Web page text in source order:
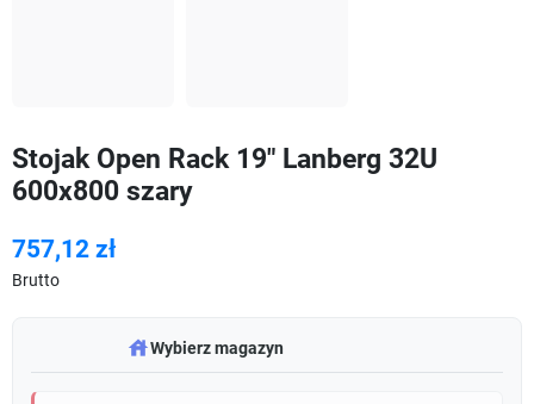
Stojak Open Rack 19" Lanberg 32U
600x800 szary
757,12 zł
Brutto
warehouseWybierz magazyn